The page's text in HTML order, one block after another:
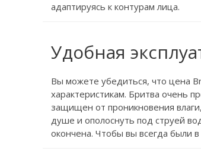
адаптируясь к контурам лица.
Удобная
Вы можете убедиться, что цена
характеристикам. Бритва очень
защищен от проникновения
душе и ополоснуть под струей
окончена. Чтобы вы всегда были